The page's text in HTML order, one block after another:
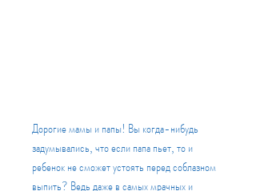
Дорогие мамы и папы! Вы когда-нибудь
задумывались, что если папа пьет, то и
ребенок не сможет устоять перед соблазном
выпить? Ведь даже в самых мрачных и